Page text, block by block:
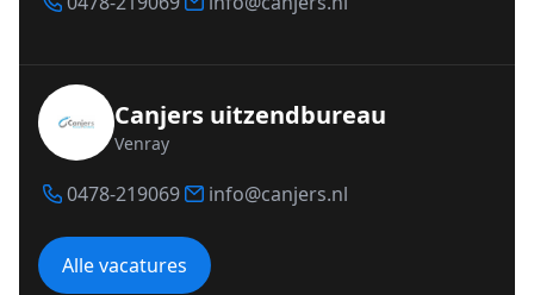
Canjers uitzendbureau
Venray
0478-219069 info@canjers.nl
Alle vacatures